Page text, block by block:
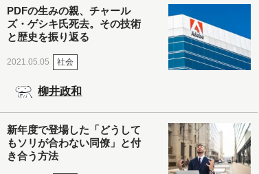
PDFの生みの親、チャール
ズ・ゲシキ氏死去。その技術
と歴史を振り返る
2021.05.05 社会
柳井政和
新年度で登場した「どうして
もソリが合わない同僚」と付
き合う方法